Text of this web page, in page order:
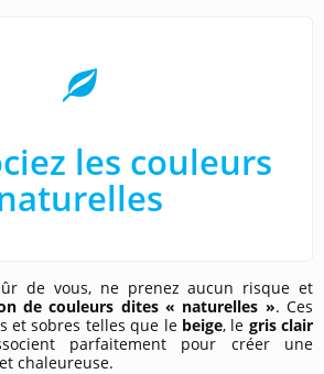
les couleurs
de vous, ne prenez aucun risque et
de couleurs dites « naturelles ». Ces
et sobres telles que le beige, le gris clair
parfaitement pour créer une
et chaleureuse.